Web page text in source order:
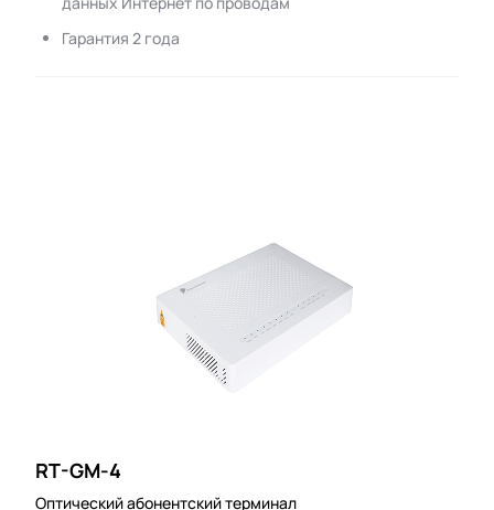
Гарантия 2 года
RT-GM-4
Оптический абонентский терминал